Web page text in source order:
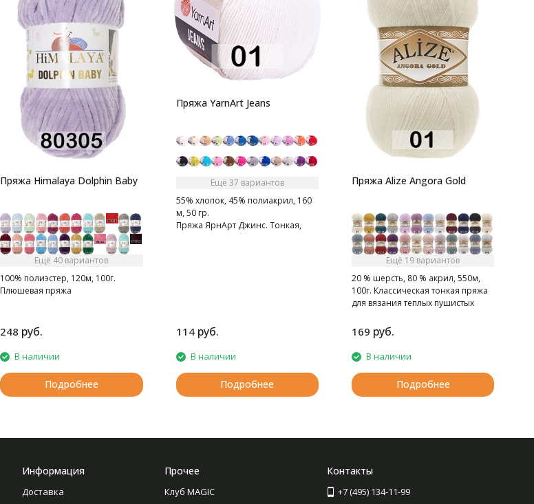
Пряжа Himalaya Dolphin Baby
Ещё 40 вариантов
100% полиэстер, 120м, 100г.
Плюшевая пряжа
248 руб.
В наличии
Подробнее
Пряжа YarnArt Jeans
Ещё 37 вариантов
55% хлопок, 45% полиакрил, 160
м, 50 гр.
Пряжа ЯрнАрт Джинс. Тонкая,
мягкая, слегка бархатистая нитка.
114 руб.
В наличии
Подробнее
Пряжа Alize Angora Gold
Ещё 19 вариантов
20 % шерсть, 80 % акрил, 550м,
100г. Классическая тонкая пряжа
для вязания теплых пушистых
169 руб.
В наличии
Подробнее
Информация
Доставка
Прочее
Клуб MAGIC
Контакты
+7 (495) 134-11-99